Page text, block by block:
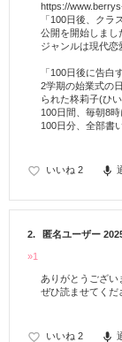
https://
「100日後、クラ
公開を開始しまし
ジャンルは現代恋
「100日後に告白
2学期の始業式の
られた柊莉子(ひ
100日間、毎朝8
100日分、全部書
いいね 2
2. 匿名ユーザー
»1
ありがとうござい
ぜひ読ませてく
いいね 2